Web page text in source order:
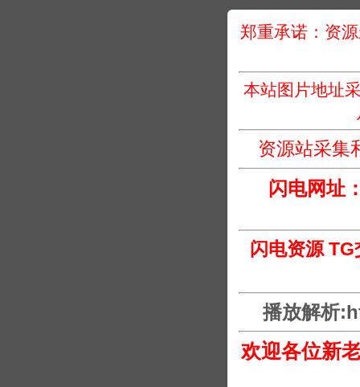
郑重承诺：资
本站图片地址
资源站采集
闪电网址
闪电资源 TG
播放解析
欢迎各位新